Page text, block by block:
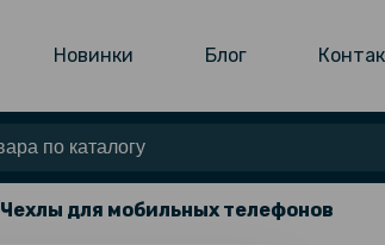
Новинки Блог
Чехлы для мобильных телефонов